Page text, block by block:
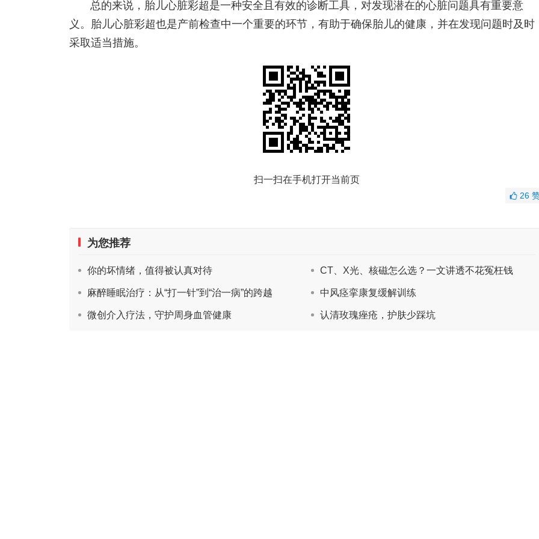
总的来说，胎儿心脏彩超是一种安全且有效的诊断工具，对发现潜在的心脏问题具有重要意
义。胎儿心脏彩超也是产前检查中一个重要的环节，有助于确保胎儿的健康，并在发现问题时及时
采取适当措施。
扫一扫在手机打开当前页
26
为您推荐
你的坏情绪，值得被认真对待 CT、X光、核磁怎么选？一文讲透不花冤枉钱
麻醉睡眠治疗：从“打一针”到“治一病”的跨越 中风痉挛康复缓解训练
微创介入疗法，守护周身血管健康 认清玫瑰痤疮，护肤少踩坑